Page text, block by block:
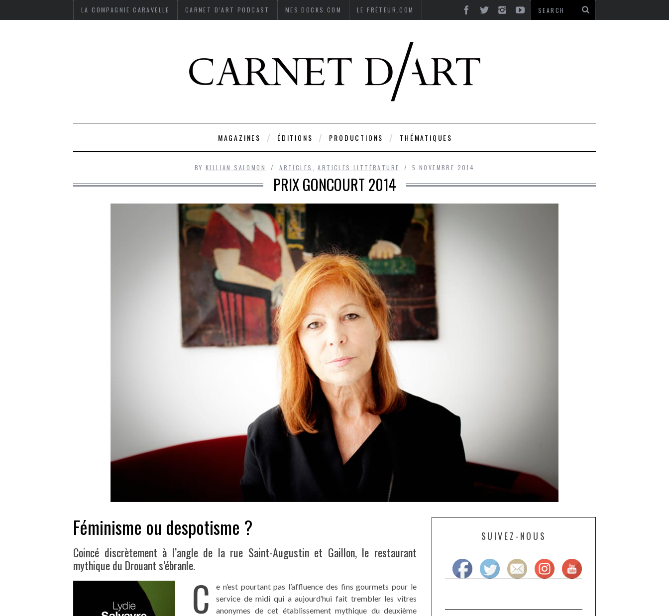
LA COMPAGNIE CARAVELLE CARNET D’ART PODCAST MES DOCKS.COM LE FRÉTEUR.COM
MAGAZINES ÉDITIONS PRODUCTIONS THÉMATIQUES
BYKILLIAN SALOMON ARTICLES ,ARTICLES LITTÉRATURE 5 NOVEMBRE 2014
PRIX GONCOURT 2014
Féminisme ou despotisme ?
Coincé discrètement à l’angle de la rue Saint-Augustin et Gaillon, le restaurant
mythique du Drouant s’ébranle.
C
e n’est pourtant pas l’affluence des fins gourmets pour le
service de midi qui a aujourd’hui fait trembler les vitres
anonymes de cet établissement mythique du deuxième
SUIVEZ-NOUS